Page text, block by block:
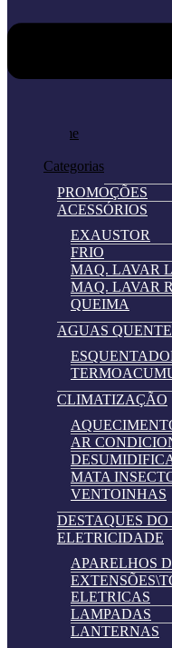
Home
Categorias
PROMOÇÕES
ACESSÓRIOS
EXAUSTOR
FRIO
MAQ. LAVAR
MAQ. LAVAR
QUEIMA
AGUAS
CLIMATIZAÇÃO
AR
MATA
VENTOINHAS
DESTAQUES DO
ELETRICIDADE
APARELHOS
ELETRICAS
LAMPADAS
LANTERNAS